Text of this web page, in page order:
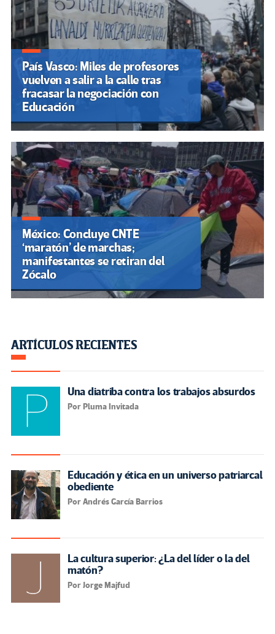
País Vasco: Miles de profesores
vuelven a salir a la calle tras
fracasar la negociación con
Educación
México: Concluye CNTE
‘maratón’ de marchas;
manifestantes se retiran del
Zócalo
ARTÍCULOS RECIENTES
Una diatriba contra los trabajos absurdos
Por Pluma Invitada
Educación y ética en un universo patriarcal
obediente
Por Andrés García Barrios
La cultura superior: ¿La del líder o la del
matón?
Por Jorge Majfud